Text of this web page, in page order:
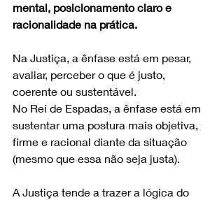
mental, posicionamento claro e
racionalidade na prática.
Na Justiça, a ênfase está em pesar,
avaliar, perceber o que é justo,
coerente ou sustentável.
No Rei de Espadas, a ênfase está em
sustentar uma postura mais objetiva,
firme e racional diante da situação
(mesmo que essa não seja justa).
A Justiça tende a trazer a lógica do